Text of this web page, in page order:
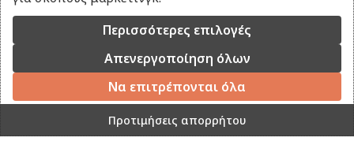
Περισσότερες επιλογές
Απενεργοποίηση όλων
Να επιτρέπονται όλα
Προτιμήσεις απορρήτου